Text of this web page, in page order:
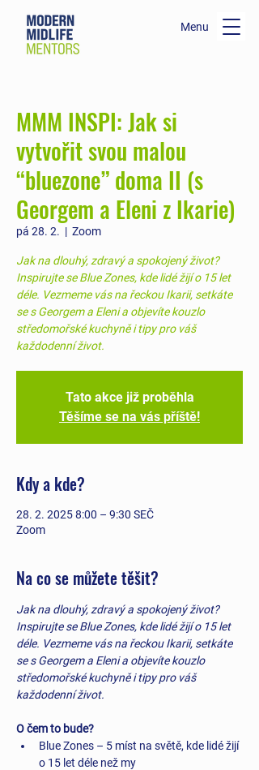
Menu
MMM INSPI: Jak si
vytvořit svou malou
“bluezone” doma II (s
Georgem a Eleni z Ikarie)
pá 28. 2.
  |
Zoom
Jak na dlouhý, zdravý a spokojený život?
Inspirujte se Blue Zones, kde lidé žijí o 15 let
déle. Vezmeme vás na řeckou Ikarii, setkáte
se s Georgem a Eleni a objevíte kouzlo
středomořské kuchyně i tipy pro váš
každodenní život.
Tato akce již proběhla
Těšíme se na vás příště!
Kdy a kde?
28. 2. 2025 8:00 – 9:30 SEČ
Zoom
Na co se můžete těšit?
Jak na dlouhý, zdravý a spokojený život?
Inspirujte se Blue Zones, kde lidé žijí o 15 let
déle. Vezmeme vás na řeckou Ikarii, setkáte
se s Georgem a Eleni a objevíte kouzlo
středomořské kuchyně i tipy pro váš
každodenní život.
O čem to bude?
Blue Zones – 5 míst na světě, kde lidé žijí
o 15 let déle než my